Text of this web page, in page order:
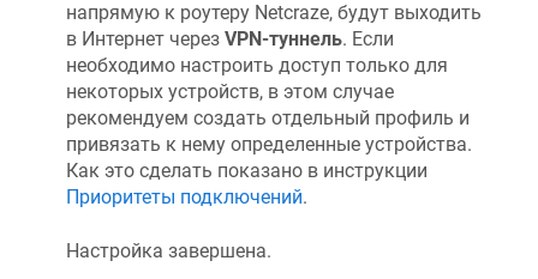
напрямую к роутеру Netcraze, будут выходить
в Интернет через VPN-туннель. Если
необходимо настроить доступ только для
некоторых устройств, в этом случае
рекомендуем создать отдельный профиль и
привязать к нему определенные устройства.
Как это сделать показано в инструкции
Приоритеты подключений.
Настройка завершена.